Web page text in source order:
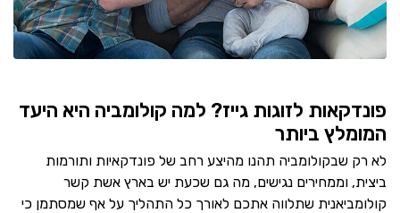
פונדקאות לזוגות גייז? למה קולומביה היא היעד
המומלץ ביותר
לא רק שבקולומביה תהנו מהיצע רחב של פונדקאיות ותורמות
ביצית, וממחירים נגישים, מה גם שכעת יש בארץ אשת קשר
קולומביאנית שתלווה אתכם לאורך כל התהליך על אף שמסתמן כי